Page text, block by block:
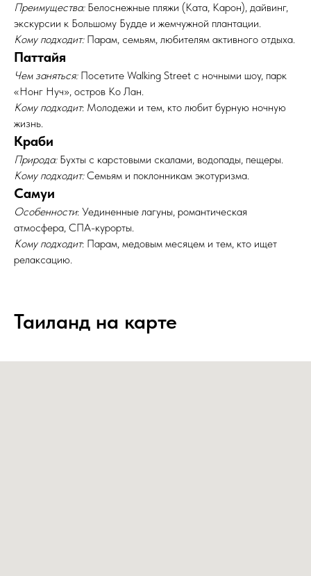
Преимущества:Белоснежные пляжи (Ката, Карон), дайвинг,
экскурсии к Большому Будде и жемчужной плантации.
Кому подходит: Парам, семьям, любителям активного отдыха.
Паттайя
Чем заняться: Посетите Walking Street с ночными шоу, парк
«Нонг Нуч», остров Ко Лан.
Кому подходит: Молодежи и тем, кто любит бурную ночную
жизнь.
Краби
Природа:Бухты с карстовыми скалами, водопады, пещеры.
Кому подходит:Семьям и поклонникам экотуризма.
Самуи
Особенности: Уединенные лагуны, романтическая
атмосфера, СПА-курорты.
Кому подходит: Парам, медовым месяцем и тем, кто ищет
релаксацию.
Таиланд на карте